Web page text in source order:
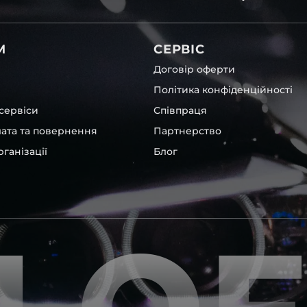
та унікальні.
офісі та оптовому
– на всіх
– для швидкої
будь-які
пару чи комплект.
перевіряють та
та повернення
СЕРВІС
Договір оферти
Політика конфіденційності
Співпраця
Партнерство
Блог